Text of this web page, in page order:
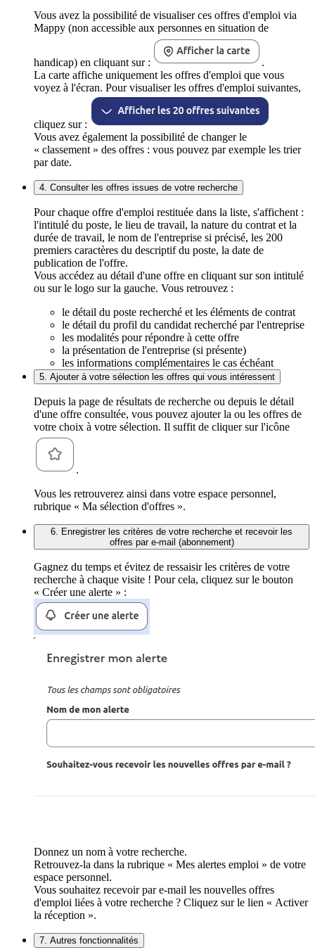
Vous avez la possibilité de visualiser ces offres d'emploi via
Mappy (non accessible aux personnes en situation de
handicap) en cliquant sur :
.
La carte affiche uniquement les offres d'emploi que vous
voyez à l'écran. Pour visualiser les offres d'emploi suivantes,
cliquez sur :
Vous avez également la possibilité de changer le
« classement » des offres : vous pouvez par exemple les trier
par date.
4. Consulter les offres issues de votre recherche
Pour chaque offre d'emploi restituée dans la liste, s'affichent :
l'intitulé du poste, le lieu de travail, la nature du contrat et la
durée de travail, le nom de l'entreprise si précisé, les 200
premiers caractères du descriptif du poste, la date de
publication de l'offre.
Vous accédez au détail d'une offre en cliquant sur son intitulé
ou sur le logo sur la gauche. Vous retrouvez :
le détail du poste recherché et les éléments de contrat
le détail du profil du candidat recherché par l'entreprise
les modalités pour répondre à cette offre
la présentation de l'entreprise (si présente)
les informations complémentaires le cas échéant
5. Ajouter à votre sélection les offres qui vous intéressent
Depuis la page de résultats de recherche ou depuis le détail
d'une offre consultée, vous pouvez ajouter la ou les offres de
votre choix à votre sélection. Il suffit de cliquer sur l'icône
.
Vous les retrouverez ainsi dans votre espace personnel,
rubrique « Ma sélection d'offres ».
6. Enregistrer les critères de votre recherche et recevoir les
offres par e-mail (abonnement)
Gagnez du temps et évitez de ressaisir les critères de votre
recherche à chaque visite ! Pour cela, cliquez sur le bouton
« Créer une alerte » :
Donnez un nom à votre recherche.
Retrouvez-la dans la rubrique « Mes alertes emploi » de votre
espace personnel.
Vous souhaitez recevoir par e-mail les nouvelles offres
d'emploi liées à votre recherche ? Cliquez sur le lien « Activer
la réception ».
7. Autres fonctionnalités